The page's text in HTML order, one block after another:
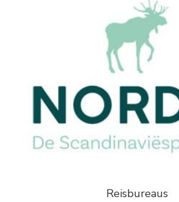
Reisbureaus